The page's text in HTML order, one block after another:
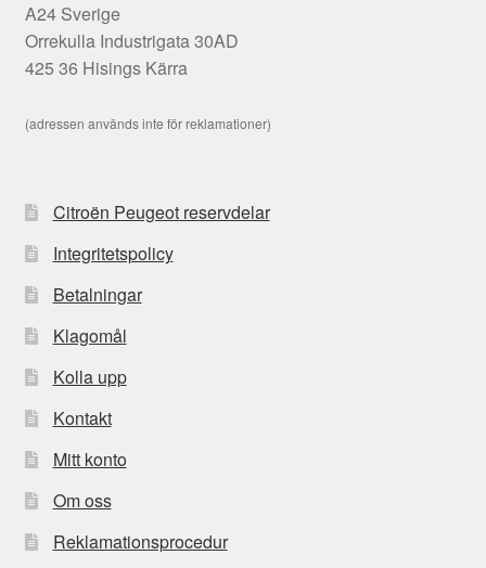
A24 Sverige
Orrekulla Industrigata 30AD
425 36 Hisings Kärra
(adressen används inte för reklamationer)
Citroën Peugeot reservdelar
Integritetspolicy
Betalningar
Klagomål
Kolla upp
Kontakt
Mitt konto
Om oss
Reklamationsprocedur